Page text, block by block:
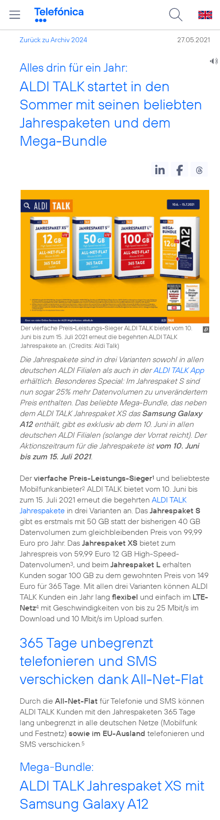
Zurück zu Archiv 2024 27.05.2021
Alles drin für ein Jahr:
ALDI TALK startet in den
Sommer mit seinen beliebten
Jahrespaketen und dem
Mega-Bundle
Der vierfache Preis-Leistungs-Sieger ALDI TALK bietet vom 10.
Juni bis zum 15. Juli 2021 erneut die begehrten ALDI TALK
Jahrespakete an. (Credits: Aldi Talk)
Die Jahrespakete sind in drei Varianten sowohl in allen
deutschen ALDI Filialen als auch in derALDI TALK App
erhältlich. Besonderes Special: Im Jahrespaket S sind
nun sogar 25% mehr Datenvolumen zu unverändertem
Preis enthalten. Das beliebte Mega-Bundle, das neben
dem ALDI TALK Jahrespaket XS das Samsung Galaxy
A12enthält, gibt es exklusiv ab dem 10. Juni in allen
deutschen ALDI Filialen (solange der Vorrat reicht). Der
Aktionszeitraum für die Jahrespakete ist vom 10. Juni
bis zum 15. Juli 2021.
Dervierfache Preis-Leistungs-Sieger1 und beliebteste
Mobilfunkanbieter2 ALDI TALK bietet vom 10. Juni bis
zum 15. Juli 2021 erneut die begehrten ALDI TALK
Jahrespakete in drei Varianten an. Das Jahrespaket S
gibt es erstmals mit 50 GB statt der bisherigen 40 GB
Datenvolumen zum gleichbleibenden Preis von 99,99
Euro pro Jahr. Das Jahrespaket XS bietet zum
Jahrespreis von 59,99 Euro 12 GB High-Speed-
Datenvolumen3, und beim Jahrespaket L erhalten
Kunden sogar 100 GB zu dem gewohnten Preis von 149
Euro für 365 Tage. Mit allen drei Varianten können ALDI
TALK Kunden ein Jahr lang flexibel und einfach im LTE-
Netz4 mit Geschwindigkeiten von bis zu 25 Mbit/s im
Download und 10 Mbit/s im Upload surfen.
365 Tage unbegrenzt
telefonieren und SMS
verschicken dank All-Net-Flat
Durch die All-Net-Flat für Telefonie und SMS können
ALDI TALK Kunden mit den Jahrespaketen 365 Tage
lang unbegrenzt in alle deutschen Netze (Mobilfunk
und Festnetz) sowie im EU-Ausland telefonieren und
SMS verschicken.5
Mega-Bundle:
ALDI TALK Jahrespaket XS mit
Samsung Galaxy A12